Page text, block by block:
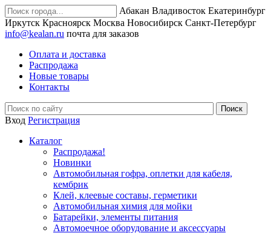
Абакан Владивосток Екатеринбург
Иркутск Красноярск Москва Новосибирск Санкт-Петербург
info@kealan.ru почта для заказов
Оплата и доставка
Распродажа
Новые товары
Контакты
Вход Регистрация
Каталог
Распродажа!
Новинки
Автомобильная гофра, оплетки для кабеля,
кембрик
Клей, клеевые составы, герметики
Автомобильная химия для мойки
Батарейки, элементы питания
Автомоечное оборудование и аксессуары